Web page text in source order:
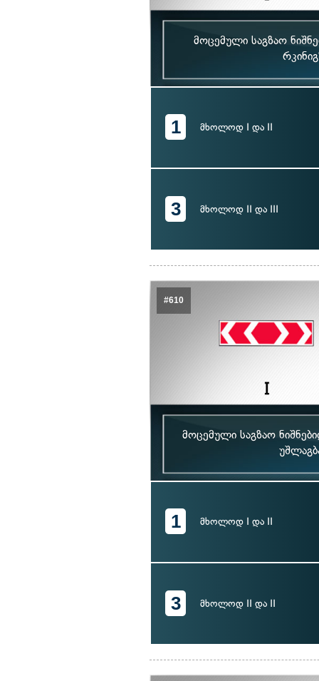
მოცემული საგზაო
1 მხოლოდ I და II
3 მხოლოდ II და III
#610
მოცემული საგზაო
1 მხოლოდ I და II
3 მხოლოდ II და II